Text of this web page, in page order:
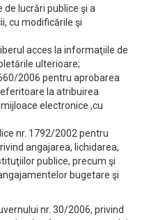
lucrări publice şi a
cu modificările şi
acces la informaţiile de
ulterioare;
2006 pentru aprobarea
la atribuirea
electronice ,cu
nr. 1792/2002 pentru
angajarea, lichidarea,
publice, precum şi
bugetare şi
nr. 30/2006, privind